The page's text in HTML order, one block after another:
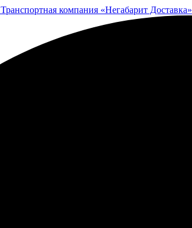
Транспортная компания «Негабарит Доставка»